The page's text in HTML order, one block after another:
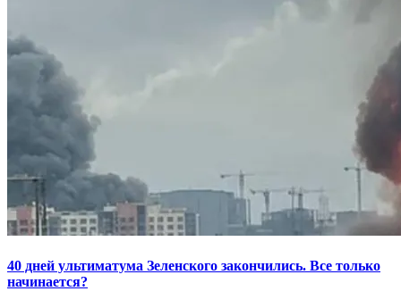
40 дней ультиматума Зеленского закончились. Все только
начинается?